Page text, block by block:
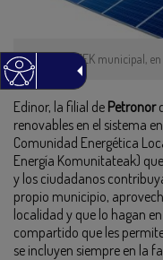
Primera TEK municipal,
Edinor, la filial de Petronor
renovables en el sistema
Comunidad Energética
Energía Komunitateak)
y los ciudadanos
propio municipio,
localidad y que lo hagan
compartido que les
se incluyen siempre en la